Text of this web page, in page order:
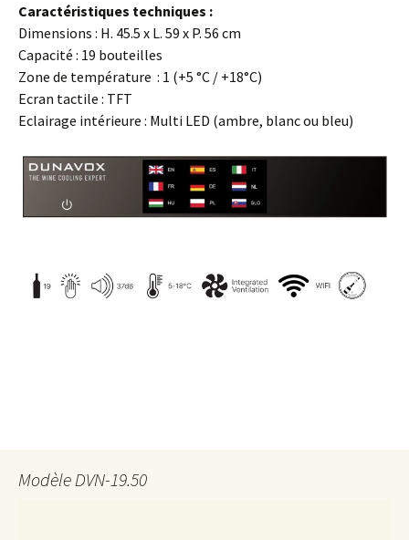
Caractéristiques techniques :
Dimensions : H. 45.5 x L. 59 x P. 56 cm
Capacité : 19 bouteilles
Zone de température : 1 (+5 °C / +18°C)
Ecran tactile : TFT
Eclairage intérieure : Multi LED (ambre, blanc ou bleu)
Modèle DVN-19.50